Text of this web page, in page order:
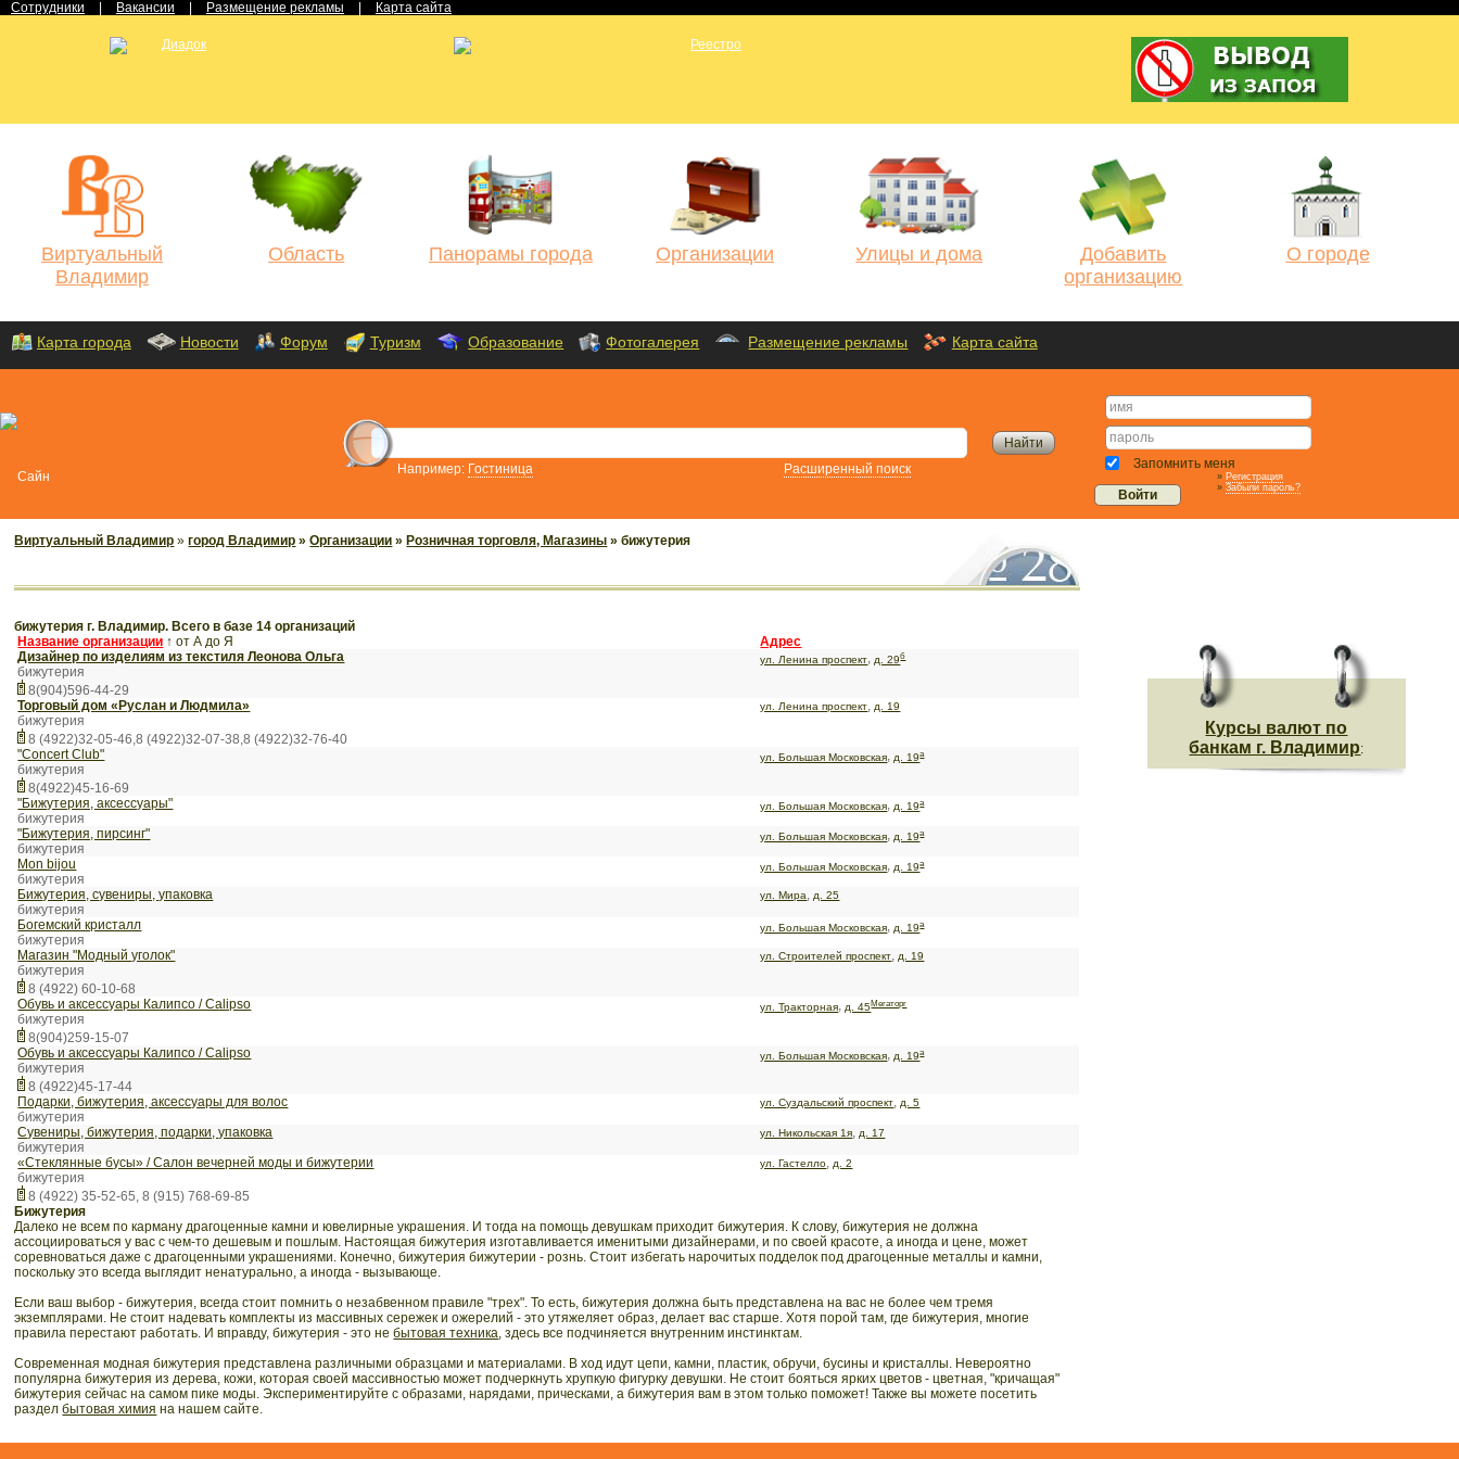
Сотрудники Вакансии Размещение рекламы Карта сайта
Виртуальный
Владимир
Область Панорамы города Организации Улицы и дома
Добавить
организацию
О городе
Карта города Новости Форум Туризм Образование Фотогалерея Размещение рекламы Карта сайта
Например: Гостиница Расширенный поиск Запомнить меня
» Регистрация
» Забыли пароль?
Виртуальный Владимир »город Владимир »Организации » Розничная торговля, Магазины » бижутерия
бижутерия г. Владимир. Всего в базе 14 организаций
Название организации ↑ от А до Я
Адрес
Дизайнер по изделиям из текстиля Леонова Ольга
бижутерия
8(904)596-44-29
ул. Ленина проспект, д. 29б
Торговый дом «Руслан и Людмила»
бижутерия
8 (4922)32-05-46,8 (4922)32-07-38,8 (4922)32-76-40
ул. Ленина проспект,д. 19
"Concert Club"
бижутерия
8(4922)45-16-69
ул. Большая Московская, д. 19а
"Бижутерия, аксессуары"
бижутерия
ул. Большая Московская, д. 19а
"Бижутерия, пирсинг"
бижутерия
ул. Большая Московская, д. 19а
Mon bijou
бижутерия
ул. Большая Московская, д. 19а
Бижутерия, сувениры, упаковка
бижутерия
ул. Мира,д. 25
Богемский кристалл
бижутерия
ул. Большая Московская, д. 19а
Магазин "Модный уголок"
бижутерия
8 (4922) 60-10-68
ул. Строителей проспект,д. 19
Обувь и аксессуары Калипсо / Calipso
бижутерия
8(904)259-15-07
ул. Тракторная, д. 45Мегаторг
Обувь и аксессуары Калипсо / Calipso
бижутерия
8 (4922)45-17-44
ул. Большая Московская, д. 19а
Подарки, бижутерия, аксессуары для волос
бижутерия
ул. Суздальский проспект,д. 5
Сувениры, бижутерия, подарки, упаковка
бижутерия
ул. Никольская 1я,д. 17
«Стеклянные бусы» / Салон вечерней моды и бижутерии
бижутерия
8 (4922) 35-52-65, 8 (915) 768-69-85
ул. Гастелло,д. 2
бижутерия
Далеко не всем по карману драгоценные камни и ювелирные украшения. И тогда на помощь девушкам приходит бижутерия. К слову, бижутерия не должна
ассоциироваться у вас с чем-то дешевым и пошлым. Настоящая бижутерия изготавливается именитыми дизайнерами, и по своей красоте, а иногда и цене, может
соревноваться даже с драгоценными украшениями. Конечно, бижутерия бижутерии - рознь. Стоит избегать нарочитых подделок под драгоценные металлы и камни,
поскольку это всегда выглядит ненатурально, а иногда - вызывающе.
Если ваш выбор - бижутерия, всегда стоит помнить о незабвенном правиле "трех". То есть, бижутерия должна быть представлена на вас не более чем тремя
экземплярами. Не стоит надевать комплекты из массивных сережек и ожерелий - это утяжеляет образ, делает вас старше. Хотя порой там, где бижутерия, многие
правила перестают работать. И вправду, бижутерия - это небытовая техника, здесь все подчиняется внутренним инстинктам.
Современная модная бижутерия представлена различными образцами и материалами. В ход идут цепи, камни, пластик, обручи, бусины и кристаллы. Невероятно
популярна бижутерия из дерева, кожи, которая своей массивностью может подчеркнуть хрупкую фигурку девушки. Не стоит бояться ярких цветов - цветная, "кричащая"
бижутерия сейчас на самом пике моды. Экспериментируйте с образами, нарядами, прическами, а бижутерия вам в этом только поможет! Также вы можете посетить
разделбытовая химия на нашем сайте.
Курсы валют по
банкам г. Владимир: